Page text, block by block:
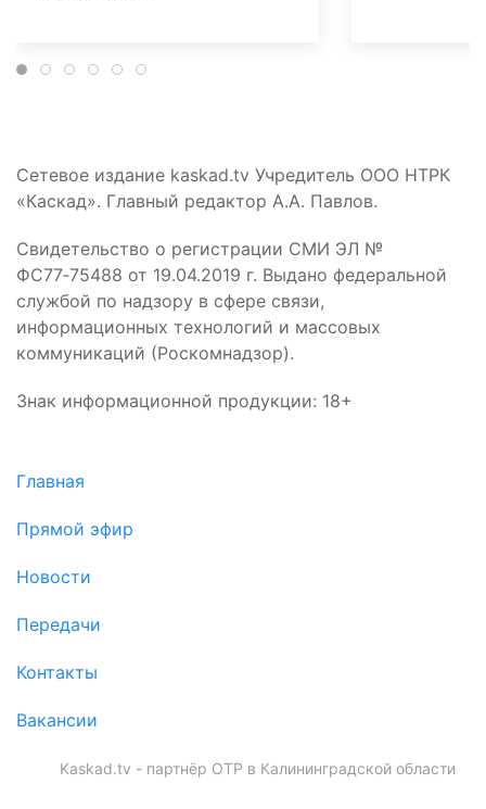
Сетевое издание kaskad.tv Учредитель ООО НТРК
«Каскад». Главный редактор А.А. Павлов.
Свидетельство о регистрации СМИ ЭЛ №
ФС77‑75488 от 19.04.2019 г. Выдано федеральной
службой по надзору в сфере связи,
информационных технологий и массовых
коммуникаций (Роскомнадзор).
Знак информационной продукции: 18+
Главная
Прямой эфир
Новости
Передачи
Контакты
Вакансии
Kaskad.tv - партнёр ОТР в Калининградской области